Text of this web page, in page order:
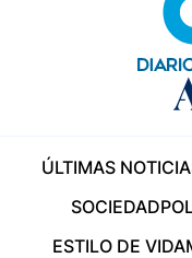
ÚLTIMAS
SOCIEDAD
ESTILO DE VIDA